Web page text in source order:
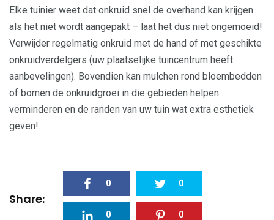
Elke tuinier weet dat onkruid snel de overhand kan krijgen
als het niet wordt aangepakt – laat het dus niet ongemoeid!
Verwijder regelmatig onkruid met de hand of met geschikte
onkruidverdelgers (uw plaatselijke tuincentrum heeft
aanbevelingen). Bovendien kan mulchen rond bloembedden
of bomen de onkruidgroei in die gebieden helpen
verminderen en de randen van uw tuin wat extra esthetiek
geven!
Share:
0 0
0 0